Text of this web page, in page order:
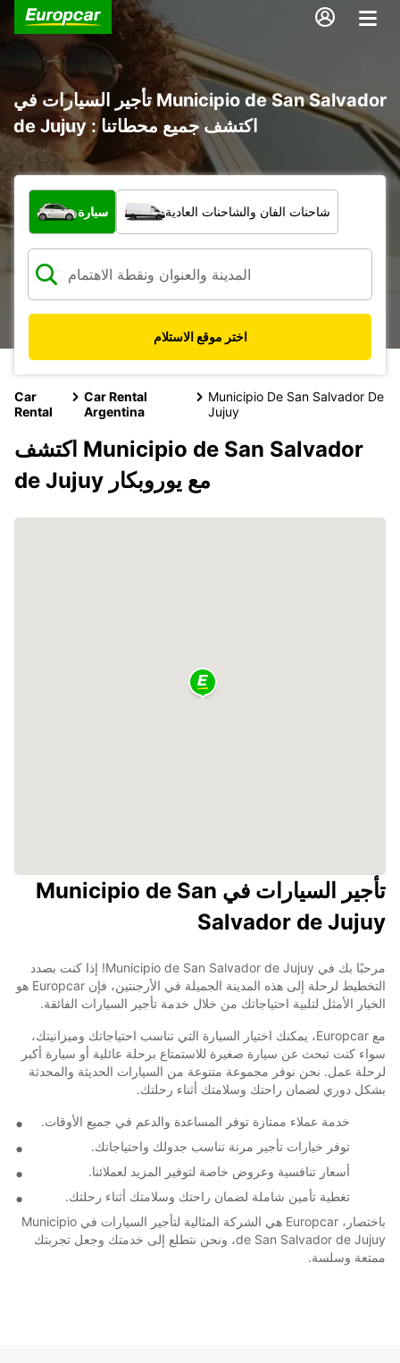
تأجير السيارات في Municipio de San Salvador
de Jujuy : اكتشف جميع محطاتنا
ما نوع المركبة؟
سيارة شاحنات الفان والشاحنات العادية
اختر موقع الاستلام
Car
Rental
Car Rental
Argentina
Municipio De San Salvador De
Jujuy
اكتشف Municipio de San Salvador
de Jujuy مع يوروبكار
تأجير السيارات في Municipio de San
Salvador de Jujuy
مرحبًا بك في Municipio de San Salvador de Jujuy! إذا كنت بصدد
التخطيط لرحلة إلى هذه المدينة الجميلة في الأرجنتين، فإن Europcar هو
الخيار الأمثل لتلبية احتياجاتك من خلال خدمة تأجير السيارات الفائقة.
مع Europcar، يمكنك اختيار السيارة التي تناسب احتياجاتك وميزانيتك،
سواء كنت تبحث عن سيارة صغيرة للاستمتاع برحلة عائلية أو سيارة أكبر
لرحلة عمل. نحن نوفر مجموعة متنوعة من السيارات الحديثة والمحدثة
بشكل دوري لضمان راحتك وسلامتك أثناء رحلتك.
خدمة عملاء ممتازة توفر المساعدة والدعم في جميع الأوقات.
توفر خيارات تأجير مرنة تناسب جدولك واحتياجاتك.
أسعار تنافسية وعروض خاصة لتوفير المزيد لعملائنا.
تغطية تأمين شاملة لضمان راحتك وسلامتك أثناء رحلتك.
باختصار، Europcar هي الشركة المثالية لتأجير السيارات في Municipio
de San Salvador de Jujuy، ونحن نتطلع إلى خدمتك وجعل تجربتك
ممتعة وسلسة.